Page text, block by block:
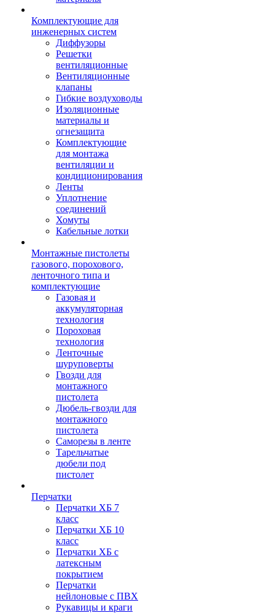
Комплектующие для
инженерных систем
Диффузоры
Решетки
вентиляционные
Вентиляционные
клапаны
Гибкие воздуховоды
Изоляционные
материалы и
огнезащита
Комплектующие
для монтажа
вентиляции и
кондиционирования
Ленты
Уплотнение
соединений
Хомуты
Кабельные лотки
Монтажные пистолеты
газового, порохового,
ленточного типа и
комплектующие
Газовая и
аккумуляторная
технология
Пороховая
технология
Ленточные
шуруповерты
Гвозди для
монтажного
пистолета
Дюбель-гвозди для
монтажного
пистолета
Саморезы в ленте
Тарельчатые
дюбели под
пистолет
Перчатки
Перчатки ХБ 7
класс
Перчатки ХБ 10
класс
Перчатки ХБ с
латексным
покрытием
Перчатки
нейлоновые с ПВХ
Рукавицы и краги